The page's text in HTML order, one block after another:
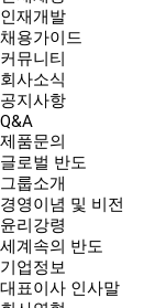
인재개발
채용가이드
커뮤니티
회사소식
공지사항
Q&A
제품문의
글로벌 반도
그룹소개
경영이념 및 비전
윤리강령
세계속의 반도
기업정보
대표이사 인사말